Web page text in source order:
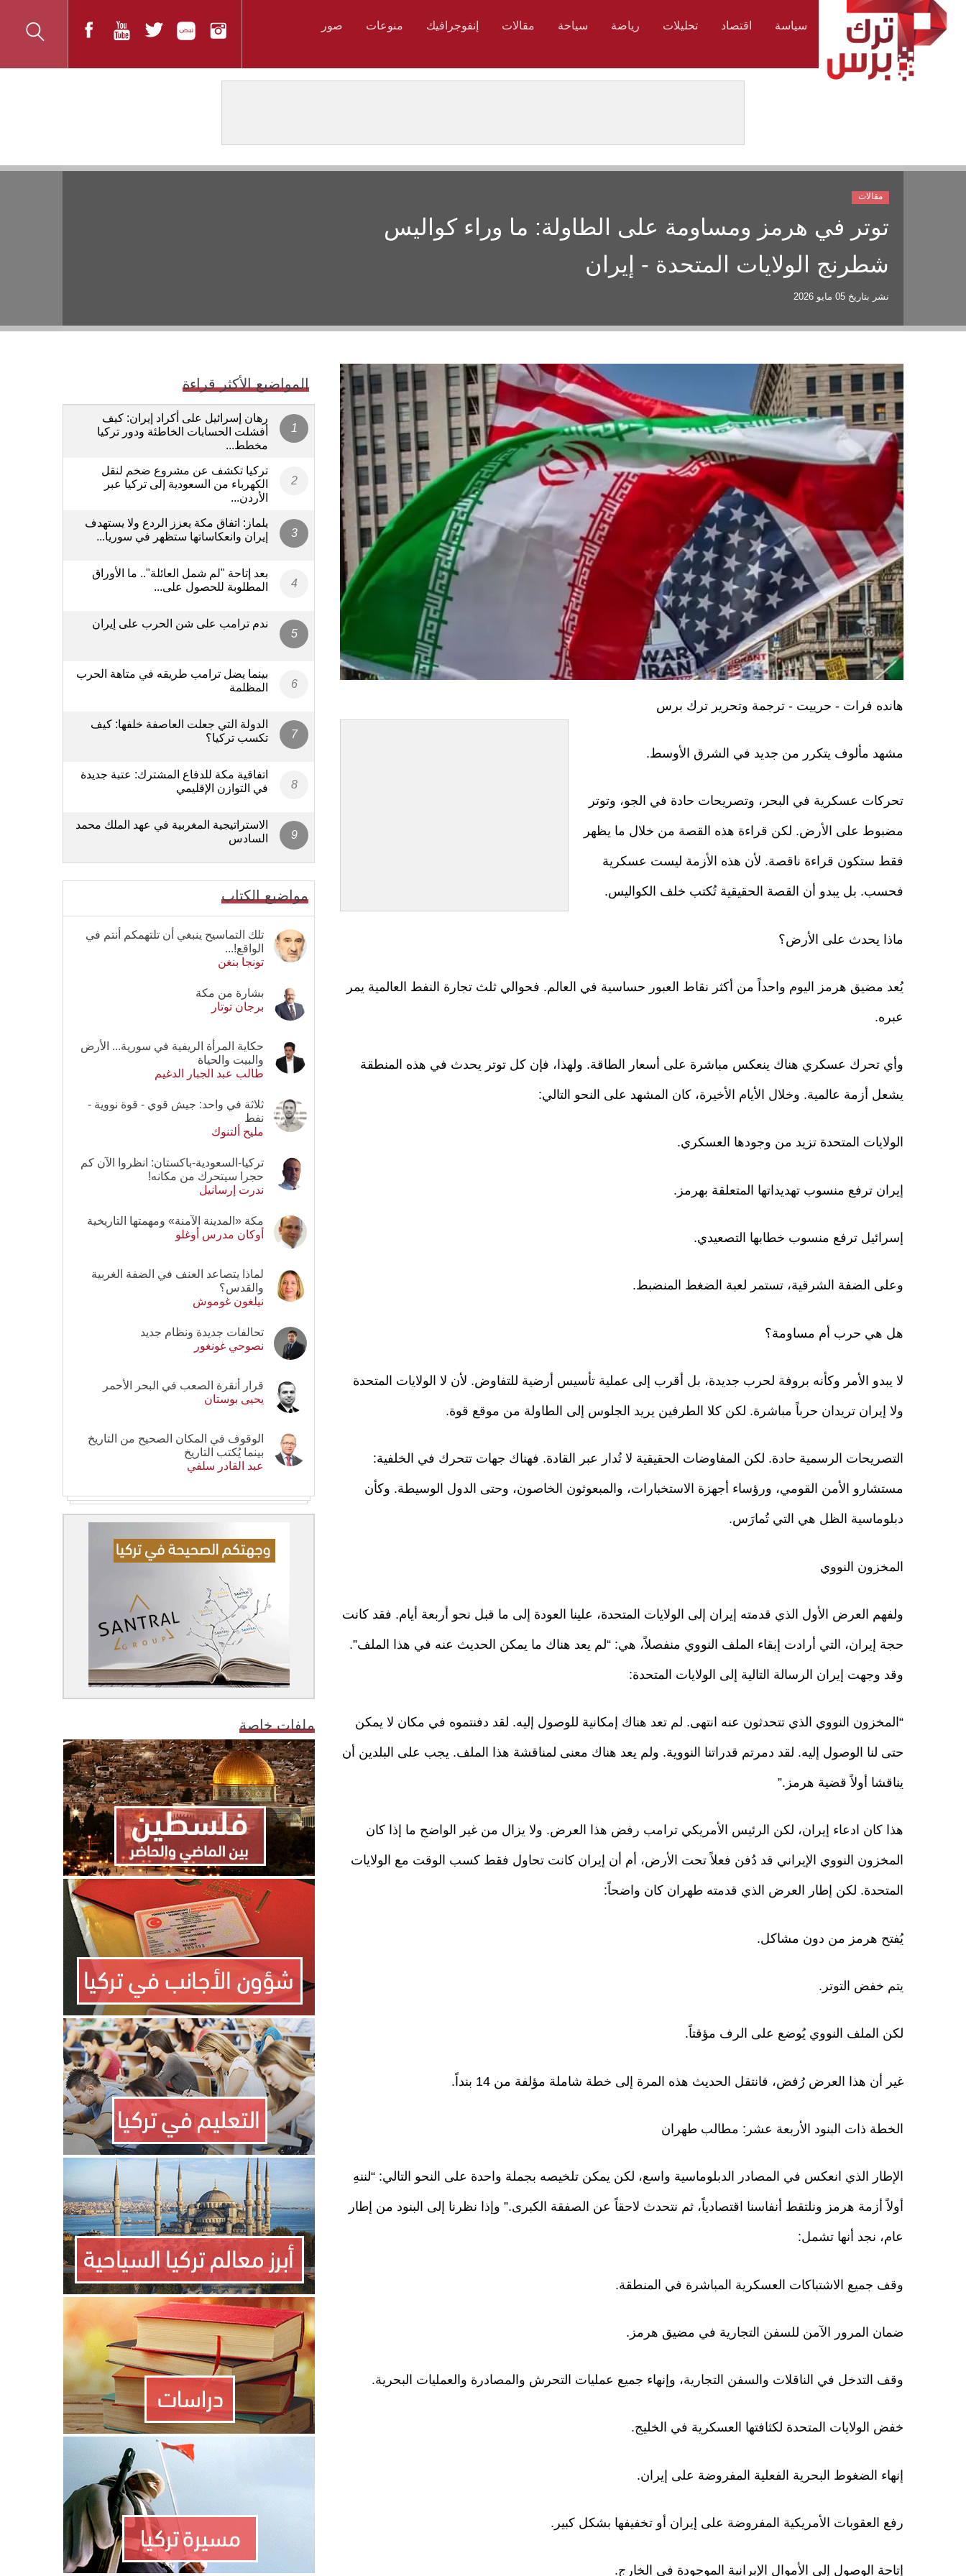
سياسة اقتصاد تحليلات رياضة سياحة مقالات إنفوجرافيك منوعات صور
توتر في هرمز ومساومة على الطاولة: ما وراء كواليس
شطرنج الولايات المتحدة - إيران
نشر بتاريخ 05 مايو 2026
مقالات
هانده فرات - حرييت - ترجمة وتحرير ترك برس
مشهد مألوف يتكرر من جديد في الشرق الأوسط.
تحركات عسكرية في البحر، وتصريحات حادة في الجو، وتوتر
مضبوط على الأرض. لكن قراءة هذه القصة من خلال ما يظهر
فقط ستكون قراءة ناقصة. لأن هذه الأزمة ليست عسكرية
فحسب. بل يبدو أن القصة الحقيقية تُكتب خلف الكواليس.
ماذا يحدث على الأرض؟
يُعد مضيق هرمز اليوم واحداً من أكثر نقاط العبور حساسية في العالم. فحوالي ثلث تجارة النفط العالمية يمر
عبره.
وأي تحرك عسكري هناك ينعكس مباشرة على أسعار الطاقة. ولهذا، فإن كل توتر يحدث في هذه المنطقة
يشعل أزمة عالمية. وخلال الأيام الأخيرة، كان المشهد على النحو التالي:
الولايات المتحدة تزيد من وجودها العسكري.
إيران ترفع منسوب تهديداتها المتعلقة بهرمز.
إسرائيل ترفع منسوب خطابها التصعيدي.
وعلى الضفة الشرقية، تستمر لعبة الضغط المنضبط.
هل هي حرب أم مساومة؟
لا يبدو الأمر وكأنه بروفة لحرب جديدة، بل أقرب إلى عملية تأسيس أرضية للتفاوض. لأن لا الولايات المتحدة
ولا إيران تريدان حرباً مباشرة. لكن كلا الطرفين يريد الجلوس إلى الطاولة من موقع قوة.
التصريحات الرسمية حادة. لكن المفاوضات الحقيقية لا تُدار عبر القادة. فهناك جهات تتحرك في الخلفية:
مستشارو الأمن القومي، ورؤساء أجهزة الاستخبارات، والمبعوثون الخاصون، وحتى الدول الوسيطة. وكأن
دبلوماسية الظل هي التي تُمارَس.
المخزون النووي
ولفهم العرض الأول الذي قدمته إيران إلى الولايات المتحدة، علينا العودة إلى ما قبل نحو أربعة أيام. فقد كانت
حجة إيران، التي أرادت إبقاء الملف النووي منفصلاً، هي: “لم يعد هناك ما يمكن الحديث عنه في هذا الملف”.
وقد وجهت إيران الرسالة التالية إلى الولايات المتحدة:
“المخزون النووي الذي تتحدثون عنه انتهى. لم تعد هناك إمكانية للوصول إليه. لقد دفنتموه في مكان لا يمكن
حتى لنا الوصول إليه. لقد دمرتم قدراتنا النووية. ولم يعد هناك معنى لمناقشة هذا الملف. يجب على البلدين أن
يناقشا أولاً قضية هرمز.”
هذا كان ادعاء إيران، لكن الرئيس الأمريكي ترامب رفض هذا العرض. ولا يزال من غير الواضح ما إذا كان
المخزون النووي الإيراني قد دُفن فعلاً تحت الأرض، أم أن إيران كانت تحاول فقط كسب الوقت مع الولايات
المتحدة. لكن إطار العرض الذي قدمته طهران كان واضحاً:
يُفتح هرمز من دون مشاكل.
يتم خفض التوتر.
لكن الملف النووي يُوضع على الرف مؤقتاً.
غير أن هذا العرض رُفض، فانتقل الحديث هذه المرة إلى خطة شاملة مؤلفة من 14 بنداً.
الخطة ذات البنود الأربعة عشر: مطالب طهران
الإطار الذي انعكس في المصادر الدبلوماسية واسع، لكن يمكن تلخيصه بجملة واحدة على النحو التالي: “لننهِ
أولاً أزمة هرمز ونلتقط أنفاسنا اقتصادياً، ثم نتحدث لاحقاً عن الصفقة الكبرى.” وإذا نظرنا إلى البنود من إطار
عام، نجد أنها تشمل:
وقف جميع الاشتباكات العسكرية المباشرة في المنطقة.
ضمان المرور الآمن للسفن التجارية في مضيق هرمز.
وقف التدخل في الناقلات والسفن التجارية، وإنهاء جميع عمليات التحرش والمصادرة والعمليات البحرية.
خفض الولايات المتحدة لكثافتها العسكرية في الخليج.
إنهاء الضغوط البحرية الفعلية المفروضة على إيران.
رفع العقوبات الأمريكية المفروضة على إيران أو تخفيفها بشكل كبير.
إتاحة الوصول إلى الأموال الإيرانية الموجودة في الخارج.
المواضيع الأكثر قراءة
رهان إسرائيل على أكراد إيران: كيف
أفشلت الحسابات الخاطئة ودور تركيا
مخطط...
تركيا تكشف عن مشروع ضخم لنقل
الكهرباء من السعودية إلى تركيا عبر
الأردن...
يلماز: اتفاق مكة يعزز الردع ولا يستهدف
إيران وانعكاساتها ستظهر في سوريا...
بعد إتاحة "لم شمل العائلة".. ما الأوراق
المطلوبة للحصول على...
ندم ترامب على شن الحرب على إيران
بينما يضل ترامب طريقه في متاهة الحرب
المظلمة
الدولة التي جعلت العاصفة خلفها: كيف
تكسب تركيا؟
اتفاقية مكة للدفاع المشترك: عتبة جديدة
في التوازن الإقليمي
الاستراتيجية المغربية في عهد الملك محمد
السادس
مواضيع الكتاب
تلك التماسيح ينبغي أن تلتهمكم أنتم في
الواقع!...
تونجا بنغن
بشارة من مكة
برجان توتار
حكاية المرأة الريفية في سورية... الأرض
والبيت والحياة
طالب عبد الجبار الدغيم
ثلاثة في واحد: جيش قوي - قوة نووية -
نفط
مليح ألتنوك
تركيا-السعودية-باكستان: انظروا الآن كم
حجرا سيتحرك من مكانه!
ندرت إرسانيل
مكة «المدينة الآمنة» ومهمتها التاريخية
أوكان مدرس أوغلو
لماذا يتصاعد العنف في الضفة الغربية
والقدس؟
نيلغون غوموش
تحالفات جديدة ونظام جديد
نصوحي غونغور
قرار أنقرة الصعب في البحر الأحمر
يحيى بوستان
الوقوف في المكان الصحيح من التاريخ
بينما يُكتب التاريخ
عبد القادر سلفي
ملفات خاصة